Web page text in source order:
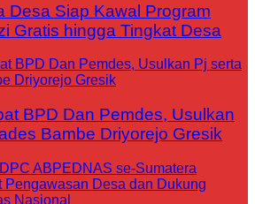
Desa Siap Kawal Program
Gratis hingga Tingkat Desa
BPD Dan Pemdes, Usulkan
Bambe Driyorejo Gresik